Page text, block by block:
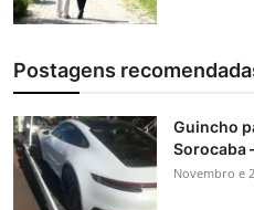
Postagens
Guincho
Sorocaba
Novembro e